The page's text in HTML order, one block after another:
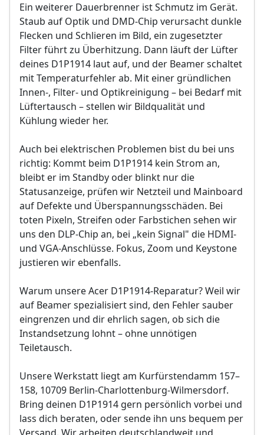
Ein weiterer Dauerbrenner ist Schmutz im Gerät.
Staub auf Optik und DMD-Chip verursacht dunkle
Flecken und Schlieren im Bild, ein zugesetzter
Filter führt zu Überhitzung. Dann läuft der Lüfter
deines D1P1914 laut auf, und der Beamer schaltet
mit Temperaturfehler ab. Mit einer gründlichen
Innen-, Filter- und Optikreinigung – bei Bedarf mit
Lüftertausch – stellen wir Bildqualität und
Kühlung wieder her.
Auch bei elektrischen Problemen bist du bei uns
richtig: Kommt beim D1P1914 kein Strom an,
bleibt er im Standby oder blinkt nur die
Statusanzeige, prüfen wir Netzteil und Mainboard
auf Defekte und Überspannungsschäden. Bei
toten Pixeln, Streifen oder Farbstichen sehen wir
uns den DLP-Chip an, bei „kein Signal" die HDMI-
und VGA-Anschlüsse. Fokus, Zoom und Keystone
justieren wir ebenfalls.
Warum unsere Acer D1P1914-Reparatur? Weil wir
auf Beamer spezialisiert sind, den Fehler sauber
eingrenzen und dir ehrlich sagen, ob sich die
Instandsetzung lohnt – ohne unnötigen
Teiletausch.
Unsere Werkstatt liegt am Kurfürstendamm 157–
158, 10709 Berlin-Charlottenburg-Wilmersdorf.
Bring deinen D1P1914 gern persönlich vorbei und
lass dich beraten, oder sende ihn uns bequem per